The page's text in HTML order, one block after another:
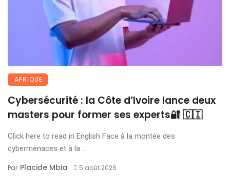
AFRIQUE
Cybersécurité : la Côte d’Ivoire lance deux
masters pour former ses experts🔐 🇨🇮
Click here to read in English Face à la montée des
cybermenaces et à la ...
Par Placide Mbia 5 août 2026